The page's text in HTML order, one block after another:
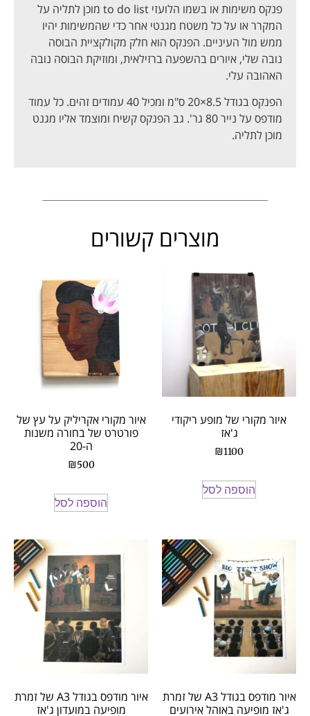
פנקס משימות או בשמו הלועזי to do list מוכן לתליה על
המקרר או על כל משטח מגנטי אחר כדי שהמשימות יהיו
ממש מול העיניים. הפנקס הוא חלק מקולקציית הבוסה
נובה שלי, איורים בהשפעה ברזילאית, ומוזיקת הבוסה נובה
האהובה עלי.
הפנקס בגודל 8.5×20 ס"מ ומכיל 40 עמודים זהים. כל עמוד
מודפס על נייר 80 גר'. גב הפנקס קשיח ומוצמד אליו מגנט
מוכן לתליה.
מוצרים קשורים
איור מקורי של מופע ריקודי
ג'אז
₪1100
הוספה לסל
איור מקורי אקריליק על עץ של
פורטרט של בחורה משנות
ה-20
₪500
הוספה לסל
איור מודפס בגודל A3 של זמרת
ג'אז מופיעה באוהל אירועים
איור מודפס בגודל A3 של זמרת
מופיעה במועדון ג'אז